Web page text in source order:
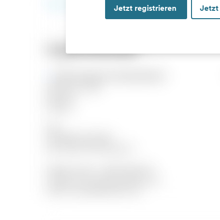
Jetzt registrieren Jetzt